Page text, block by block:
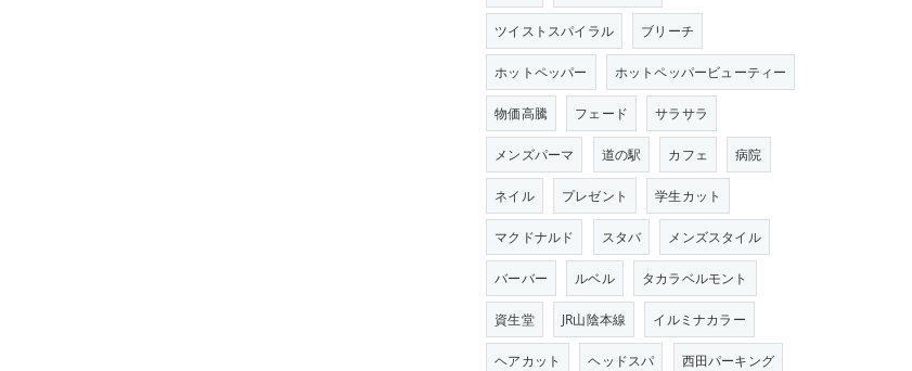
ツイストスパイラル ブリーチ
ホットペッパー ホットペッパービューティー
物価高騰 フェード サラサラ
メンズパーマ 道の駅 カフェ 病院
ネイル プレゼント 学生カット
マクドナルド スタバ メンズスタイル
バーバー ルベル タカラベルモント
資生堂 JR山陰本線 イルミナカラー
ヘアカット ヘッドスパ 西田パーキング